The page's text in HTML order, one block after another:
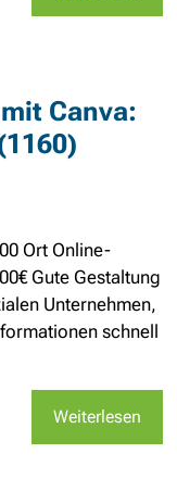
Canva:
Ort Online-
Gute Gestaltung
Unternehmen,
schnell
Weiterlesen